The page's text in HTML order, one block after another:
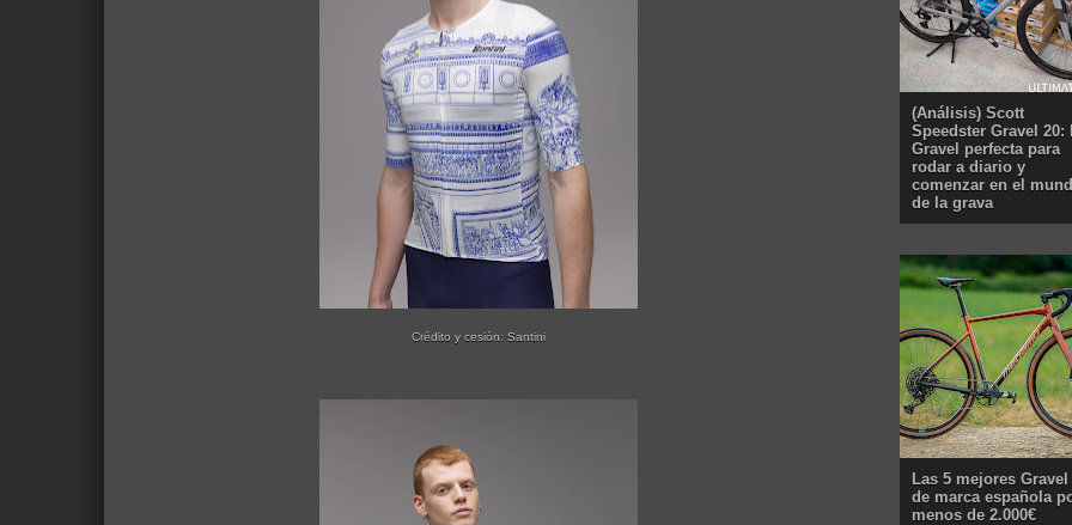
Crédito y cesión: Santini
(Análisis) Scott
Speedster Gravel 20:
Gravel perfecta para
rodar a diario y
comenzar en el
de la grava
Las 5 mejores Gravel
de marca española
menos de 2.000€